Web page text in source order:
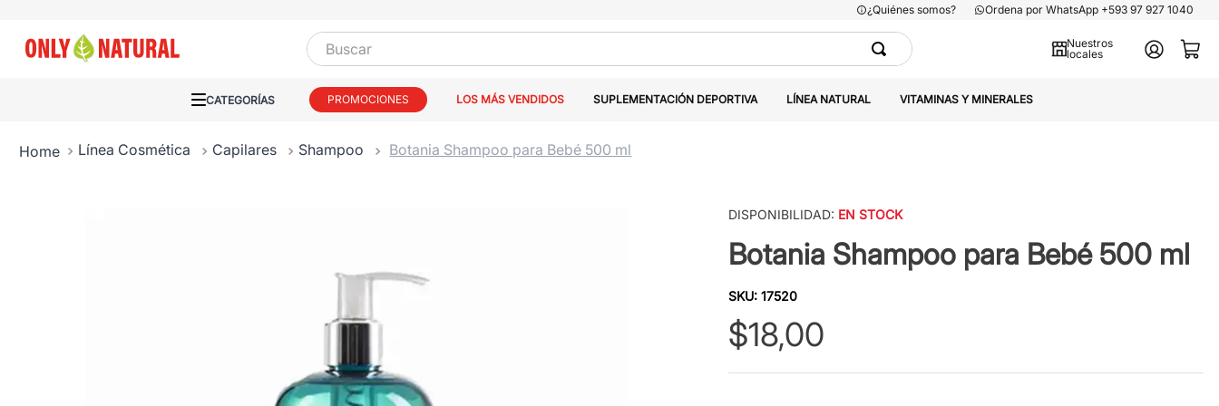
¿Quiénes somos? Ordena por WhatsApp +593 97 927 1040
Buscar
Nuestros
locales
PROMOCIONES LOS MÁS VENDIDOS SUPLEMENTACIÓN DEPORTIVA LÍNEA NATURAL VITAMINAS Y MINERALES
Línea Cosmética Capilares Shampoo Botania Shampoo para Bebé 500 ml
DISPONIBILIDAD: EN STOCK
Botania Shampoo para Bebé 500 ml
SKU: 17520
$18,00